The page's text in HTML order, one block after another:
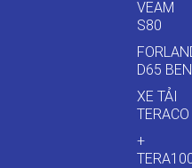
VEAM
S80
D65 BEN
XE TẢI
TERACO
+